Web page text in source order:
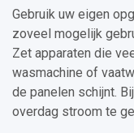
Gebruik uw eigen
zoveel mogelijk
Zet apparaten die
wasmachine of
de panelen schijnt.
overdag stroom te